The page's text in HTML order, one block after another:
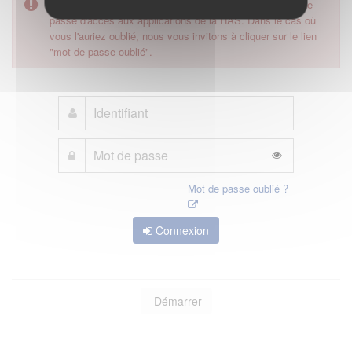
Pour accéder à ce formulaire, merci d'utiliser votre mot de
passe d'accès aux applications de la HAS. Dans le cas où
vous l'auriez oublié, nous vous invitons à cliquer sur le lien
"mot de passe oublié".
Mot de passe oublié ?
Connexion
Démarrer